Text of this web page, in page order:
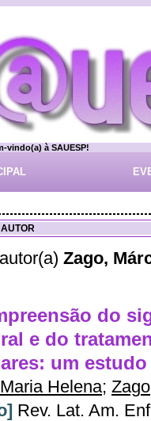
vindo(a) à SAUESP!
Zago,
do
e do
um
Helena;
Rev. Lat. Am.